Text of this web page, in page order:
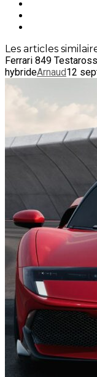
Les articles
Ferrari 849
hybrideArnaud12